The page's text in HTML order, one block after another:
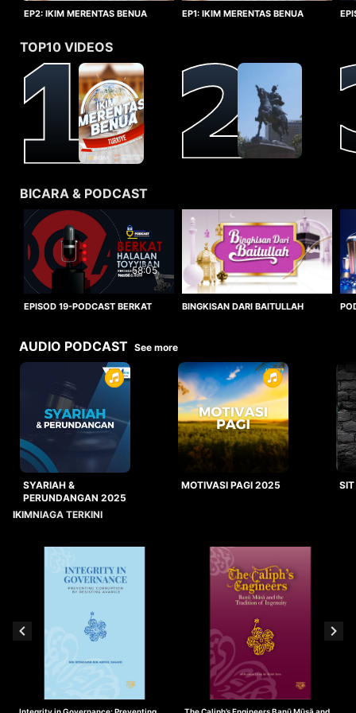
EP2: IKIM MERENTAS BENUA
EP1: IKIM MERENTAS BENUA
TOP10 VIDEOS
BICARA & PODCAST
58:05
EPISOD 19-PODCAST BERKAT
BINGKISAN DARI BAITULLAH
AUDIO PODCAST See more
SYARIAH &
PERUNDANGAN 2025
MOTIVASI PAGI 2025
IKIMNIAGA TERKINI